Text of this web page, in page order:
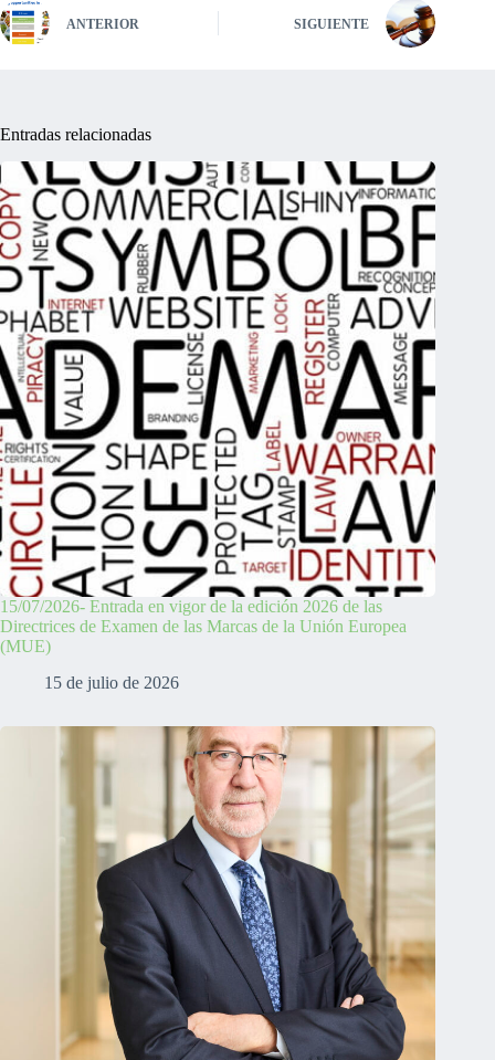
ANTERIOR SIGUIENTE
Entradas relacionadas
15/07/2026- Entrada en vigor de la edición 2026 de las
Directrices de Examen de las Marcas de la Unión Europea
(MUE)
15 de julio de 2026